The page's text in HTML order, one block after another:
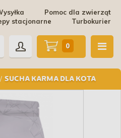
Pomoc dla zwierząt
Turbokurier
stacjonarne
/ SUCHA KARMA DLA KOTA
0